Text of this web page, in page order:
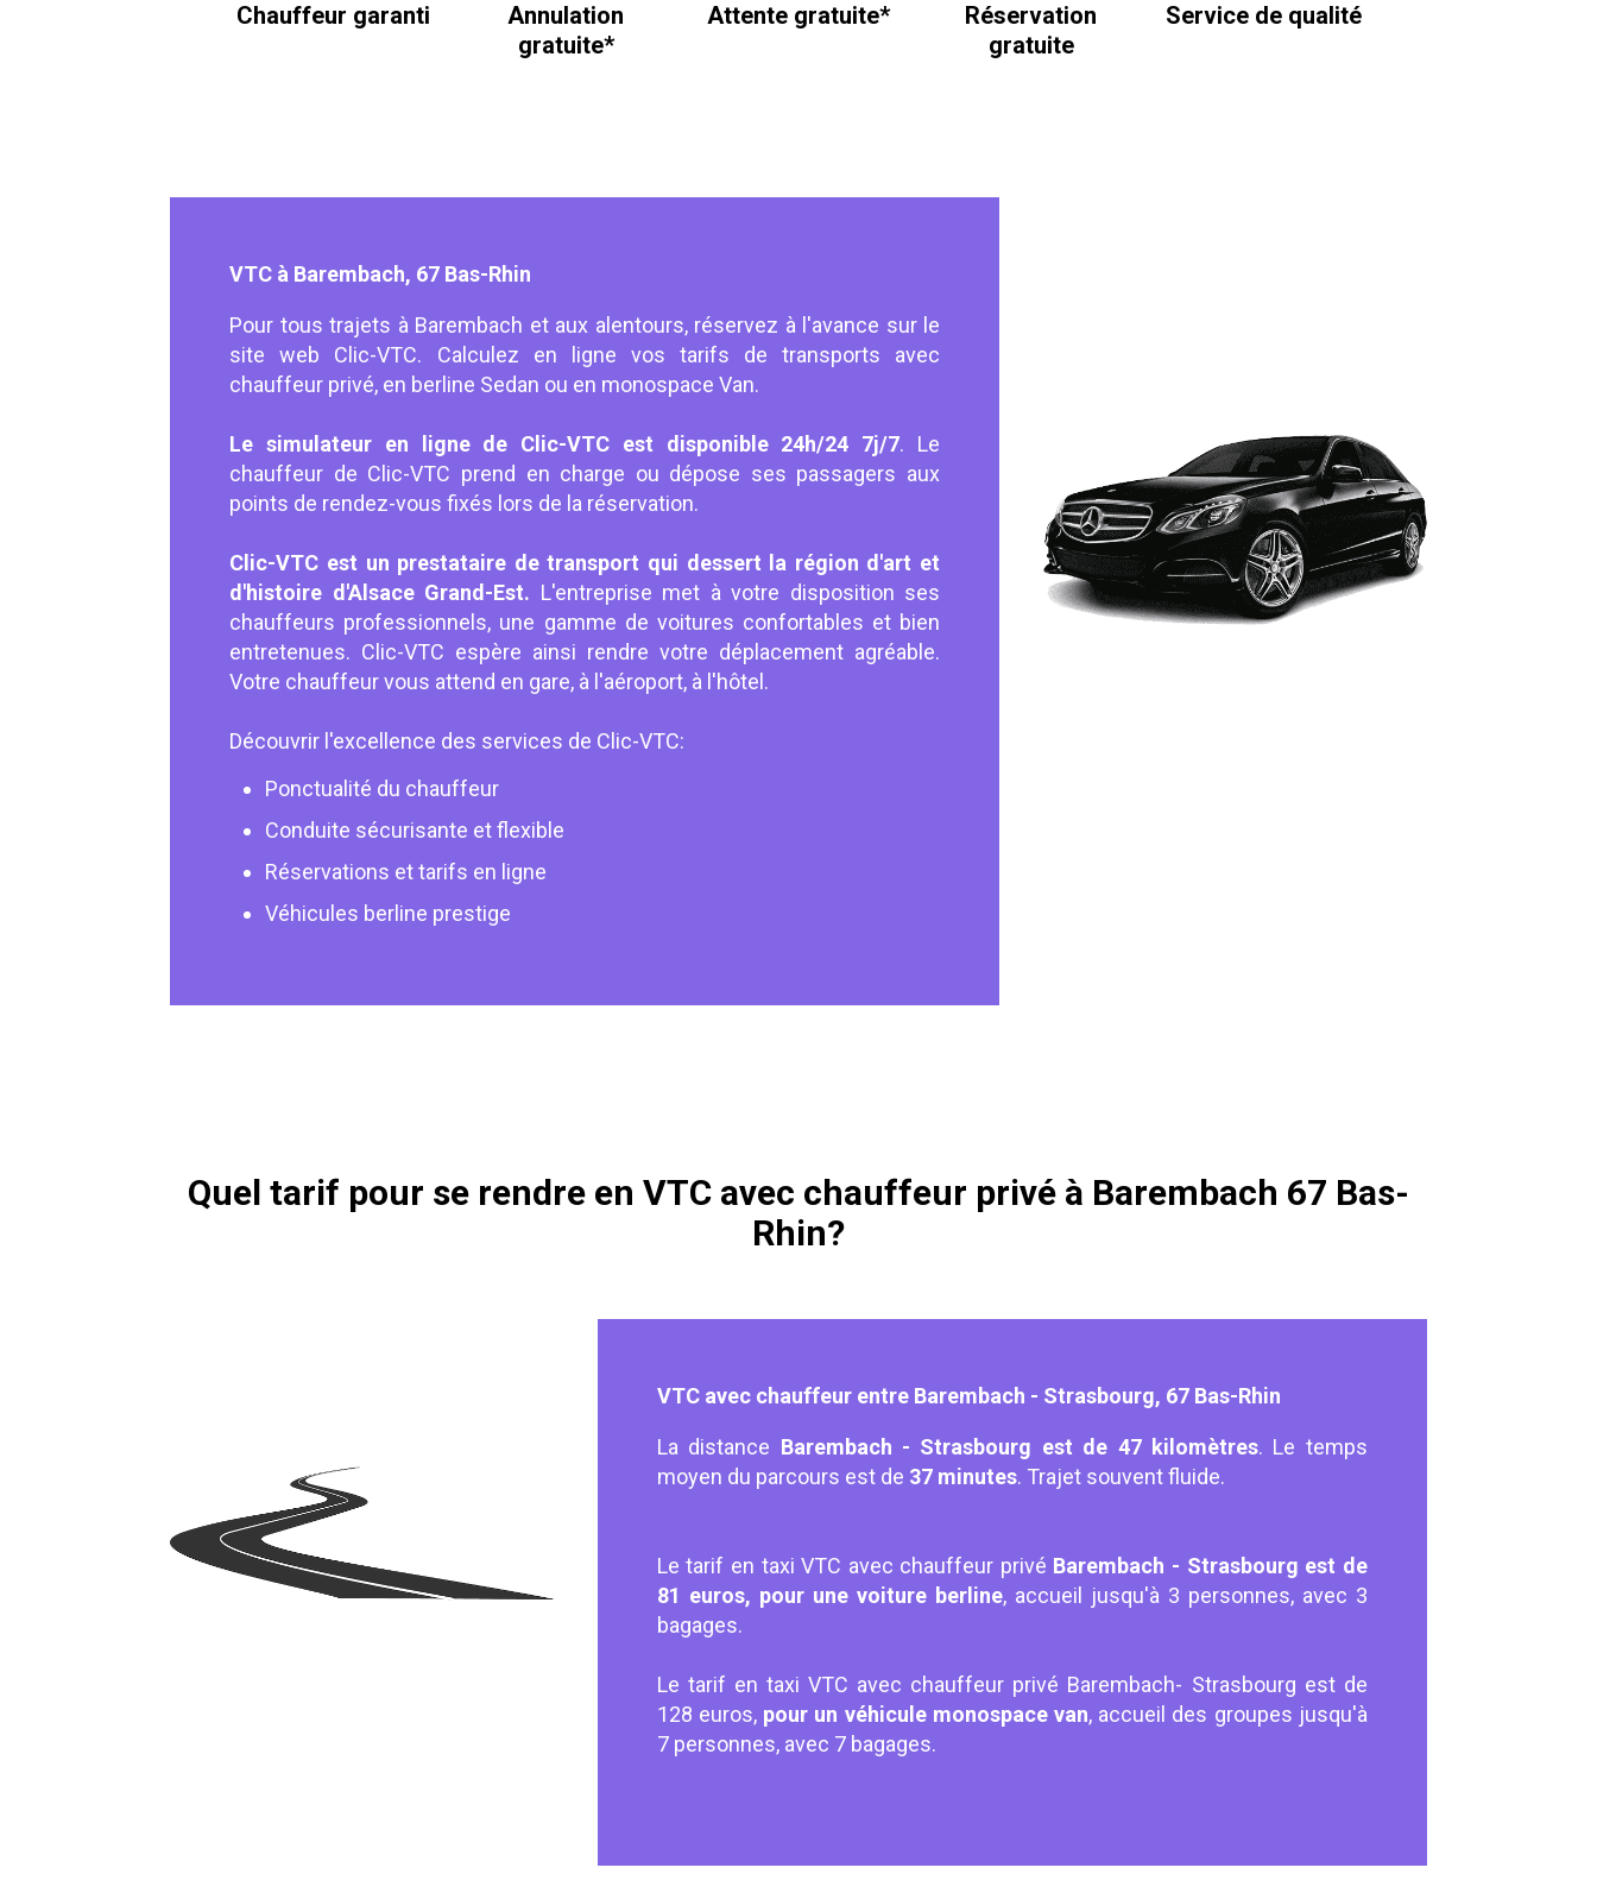
Chauffeur garanti
Annulation
gratuite*
Attente gratuite*
Réservation
gratuite
Service de qualité
VTC à Barembach, 67 Bas-Rhin
Pour tous trajets à Barembach et aux alentours, réservez à l'avance sur le
site web Clic-VTC. Calculez en ligne vos tarifs de transports avec
chauffeur privé, en berline Sedan ou en monospace Van.
Le simulateur en ligne de Clic-VTC est disponible 24h/24 7j/7. Le
chauffeur de Clic-VTC prend en charge ou dépose ses passagers aux
points de rendez-vous fixés lors de la réservation.
Clic-VTC est un prestataire de transport qui dessert la région d'art et
d'histoire d'Alsace Grand-Est. L'entreprise met à votre disposition ses
chauffeurs professionnels, une gamme de voitures confortables et bien
entretenues. Clic-VTC espère ainsi rendre votre déplacement agréable.
Votre chauffeur vous attend en gare, à l'aéroport, à l'hôtel.
Découvrir l'excellence des services de Clic-VTC:
Ponctualité du chauffeur
Conduite sécurisante et flexible
Réservations et tarifs en ligne
Véhicules berline prestige
Quel tarif pour se rendre en VTC avec chauffeur privé à Barembach 67 Bas-
Rhin?
VTC avec chauffeur entre Barembach - Strasbourg, 67 Bas-Rhin
La distance Barembach - Strasbourg est de 47 kilomètres. Le temps
moyen du parcours est de 37 minutes. Trajet souvent fluide.
Le tarif en taxi VTC avec chauffeur privé Barembach - Strasbourg est de
81 euros, pour une voiture berline, accueil jusqu'à 3 personnes, avec 3
bagages.
Le tarif en taxi VTC avec chauffeur privé Barembach- Strasbourg est de
128 euros, pour un véhicule monospace van, accueil des groupes jusqu'à
7 personnes, avec 7 bagages.